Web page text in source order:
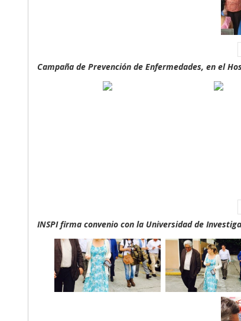
Campaña de Prevención de Enfermedades, en el
INSPI firma convenio con la Universidad de